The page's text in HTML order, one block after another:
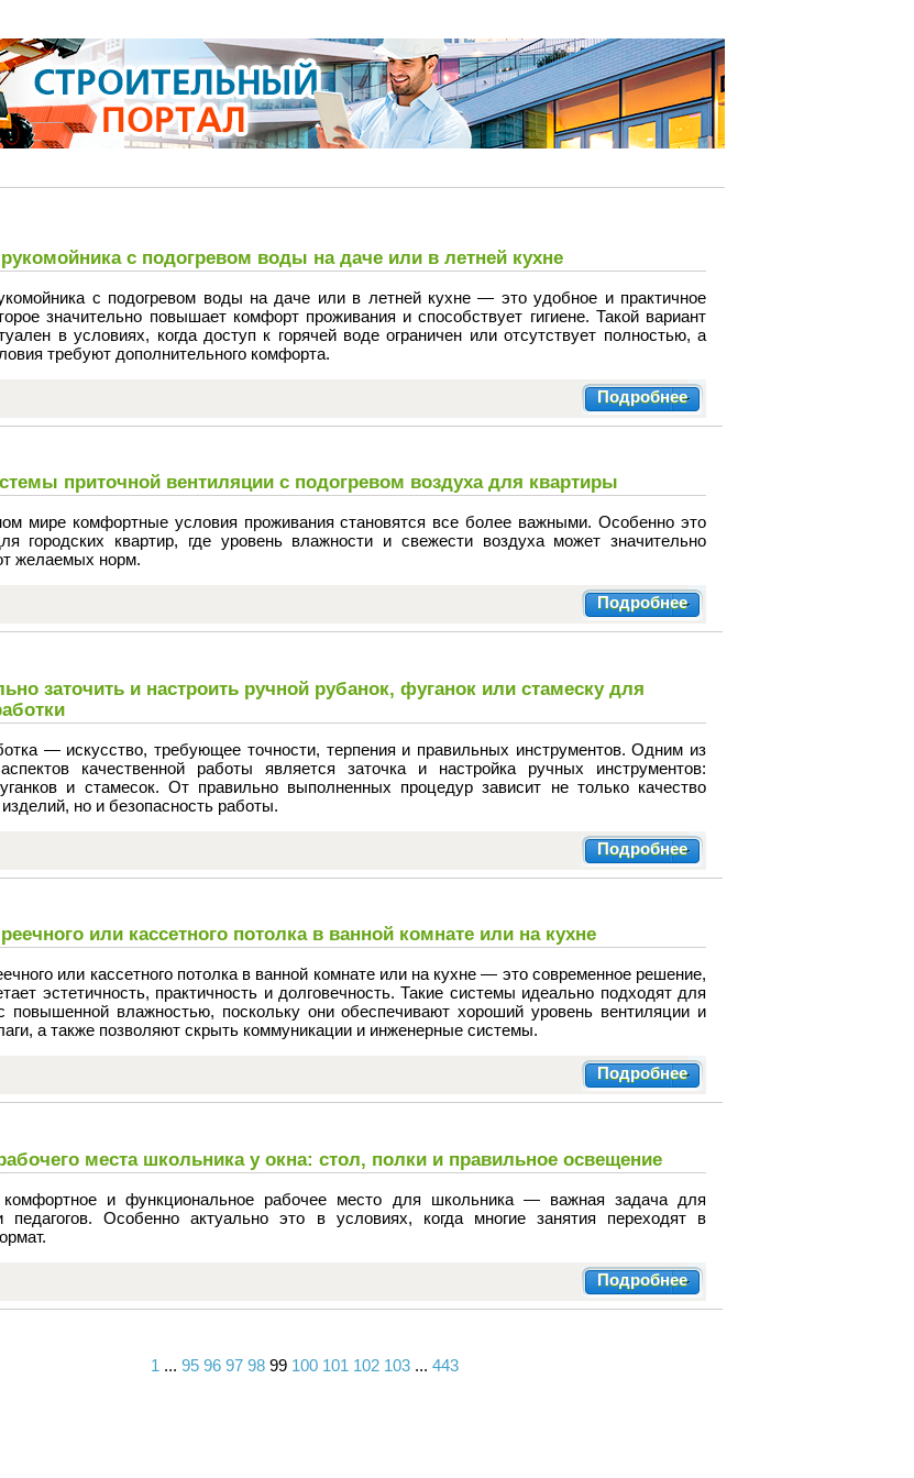
рукомойника с подогревом воды на даче или в летней кухне
с подогревом воды на даче или в летней кухне — это удобное и практичное
значительно повышает комфорт проживания и способствует гигиене. Такой вариант
в условиях, когда доступ к горячей воде ограничен или отсутствует полностью, а
требуют дополнительного комфорта.
Подробнее
приточной вентиляции с подогревом воздуха для квартиры
мире комфортные условия проживания становятся все более важными. Особенно это
городских квартир, где уровень влажности и свежести воздуха может значительно
желаемых норм.
Подробнее
заточить и настроить ручной рубанок, фуганок или стамеску для
— искусство, требующее точности, терпения и правильных инструментов. Одним из
качественной работы является заточка и настройка ручных инструментов:
и стамесок. От правильно выполненных процедур зависит не только качество
но и безопасность работы.
Подробнее
или кассетного потолка в ванной комнате или на кухне
или кассетного потолка в ванной комнате или на кухне — это современное решение,
эстетичность, практичность и долговечность. Такие системы идеально подходят для
повышенной влажностью, поскольку они обеспечивают хороший уровень вентиляции и
а также позволяют скрыть коммуникации и инженерные системы.
Подробнее
места школьника у окна: стол, полки и правильное освещение
комфортное и функциональное рабочее место для школьника — важная задача для
педагогов. Особенно актуально это в условиях, когда многие занятия переходят в
Подробнее
1 ... 95 96 97 98 99 100 101 102 103 ... 443